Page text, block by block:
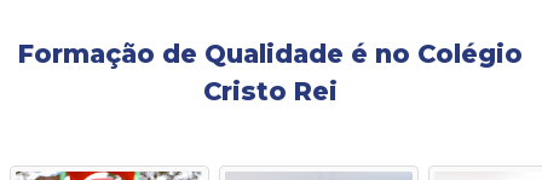
Formação de Qualidade é no Colégio
Cristo Rei